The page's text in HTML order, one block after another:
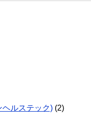
ヘルステック) (2)